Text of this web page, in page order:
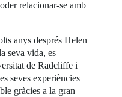
relacionar-se amb
anys després Helen
seva vida, es
de Radcliffe i
seves experiències
gràcies a la gran